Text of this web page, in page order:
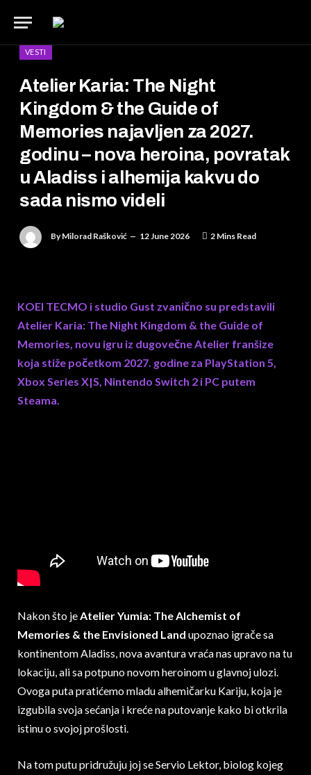
VESTI
Atelier Karia: The Night
Kingdom & the Guide of
Memories najavljen za 2027.
godinu – nova heroina, povratak
u Aladiss i alhemija kakvu do
sada nismo videli
By Milorad Rašković 12 June 2026 2 Mins Read
KOEI TECMO i studio Gust zvanično su predstavili
Atelier Karia: The Night Kingdom & the Guide of
Memories, novu igru iz dugovečne Atelier franšize
koja stiže početkom 2027. godine za PlayStation 5,
Xbox Series X|S, Nintendo Switch 2 i PC putem
Steama.
Nakon što jeAtelier Yumia: The Alchemist of
Memories & the Envisioned Land upoznao igrače sa
kontinentom Aladiss, nova avantura vraća nas upravo na tu
lokaciju, ali sa potpuno novom heroinom u glavnoj ulozi.
Ovoga puta pratićemo mladu alhemičarku Kariju, koja je
izgubila svoja sećanja i kreće na putovanje kako bi otkrila
istinu o svojoj prošlosti.
Na tom putu pridružuju joj se Servio Lektor, biolog kojeg